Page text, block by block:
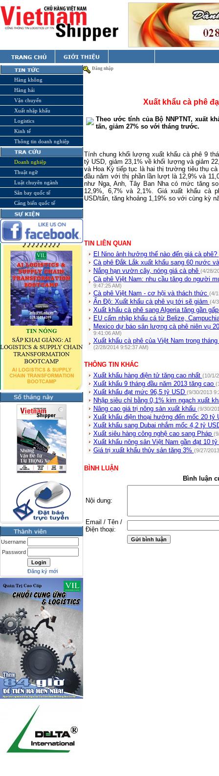
Hàng không
Hàng hải
Vận chuyển
Xuất nhập khẩu
Logistics
Kinh tế
Thông tin doanh nghiệp
Doanh nghiệp
Thuật ngữ
Luật chuyên ngành
Sân bay quốc tế
Cảng biển quốc tế
Username
Password
Đăng ký mới
Đăng nhập
Xuất khẩu cà phê
Theo ước tính của Bộ NNPTNT, xuất
tấn, giảm 27% so với tháng trước.
Tính chung khối lượng xuất khẩu cà phê 9
tỷ USD, giảm 23,1% về khối lượng và giảm
và Hoa Kỳ tiếp tục là hai thị trường tiêu thụ
đầu năm với thị phần lần lượt là 12,9% và
như Nga, Anh, Tây Ban Nha có mức tăng
12,9%, 6,7% và 2,1%. Giá xuất khẩu cà
USD/tấn, tăng khoảng 1,19% so với cùng kỳ
TIN LIÊN QUAN
El Nino ảnh hưởng thế nào đến giá cà phê?
Cà phê Đắk Lắk xuất khẩu sang 60 nước
Nắng hạn vườn cây, nóng giá cà phê (4/28/
Cà phê Việt Nam: nhu cầu tăng do người
9:47:25 AM)
Cà phê Việt Nam - cơ hội và thách thức (4/
Ấn Độ: Xuất khẩu cà phê vụ tới sẽ giảm (4/
Xuất khẩu cà phê sang Algeria tăng gần
EU cấm nhập khẩu cá từ Belize,
Mexico dự báo sản lượng cà phê niên vụ
9:41:06 AM)
Xuất khẩu cà phê của Việt Nam trong
(2/28/2014 9:52:37 AM)
THÔNG TIN KHÁC
Xuất khẩu hàng điện tử tăng cao nhất (10/1/
Xuất khẩu 9 tháng đầu năm 2013 tăng cao
Xuất khẩu đạt mức 96,5 tỷ USD (9/30/2013
Nhập siêu chỉ bằng 0,1% kim ngạch xuất
Nâng cao giá trị nông sản xuất khẩu (9/30/
Xuất khẩu điện thoại hướng đến mốc 20 tỷ
Xuất khẩu sang Dubai nhắm mốc 4,2 tỷ
Xuất siêu hàng công nghệ cao sang Pháp
Xuất khẩu nông sản Việt Nam gần đạt 10
Giá trị xuất khẩu thủy sản tăng 3% (9/27/
BÌNH LUẬN
Bình luận
Nội dung:
Email / Tên /
Điện thoại: